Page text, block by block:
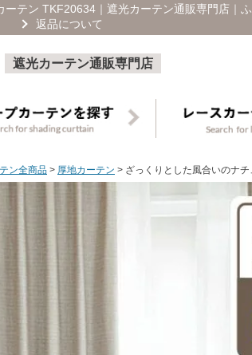
テン TKF20634｜遮光カーテン通販専門店｜
返品について
遮光カーテン通販専門店
ン全商品 厚地カーテン ざっくりとした風合いのナ